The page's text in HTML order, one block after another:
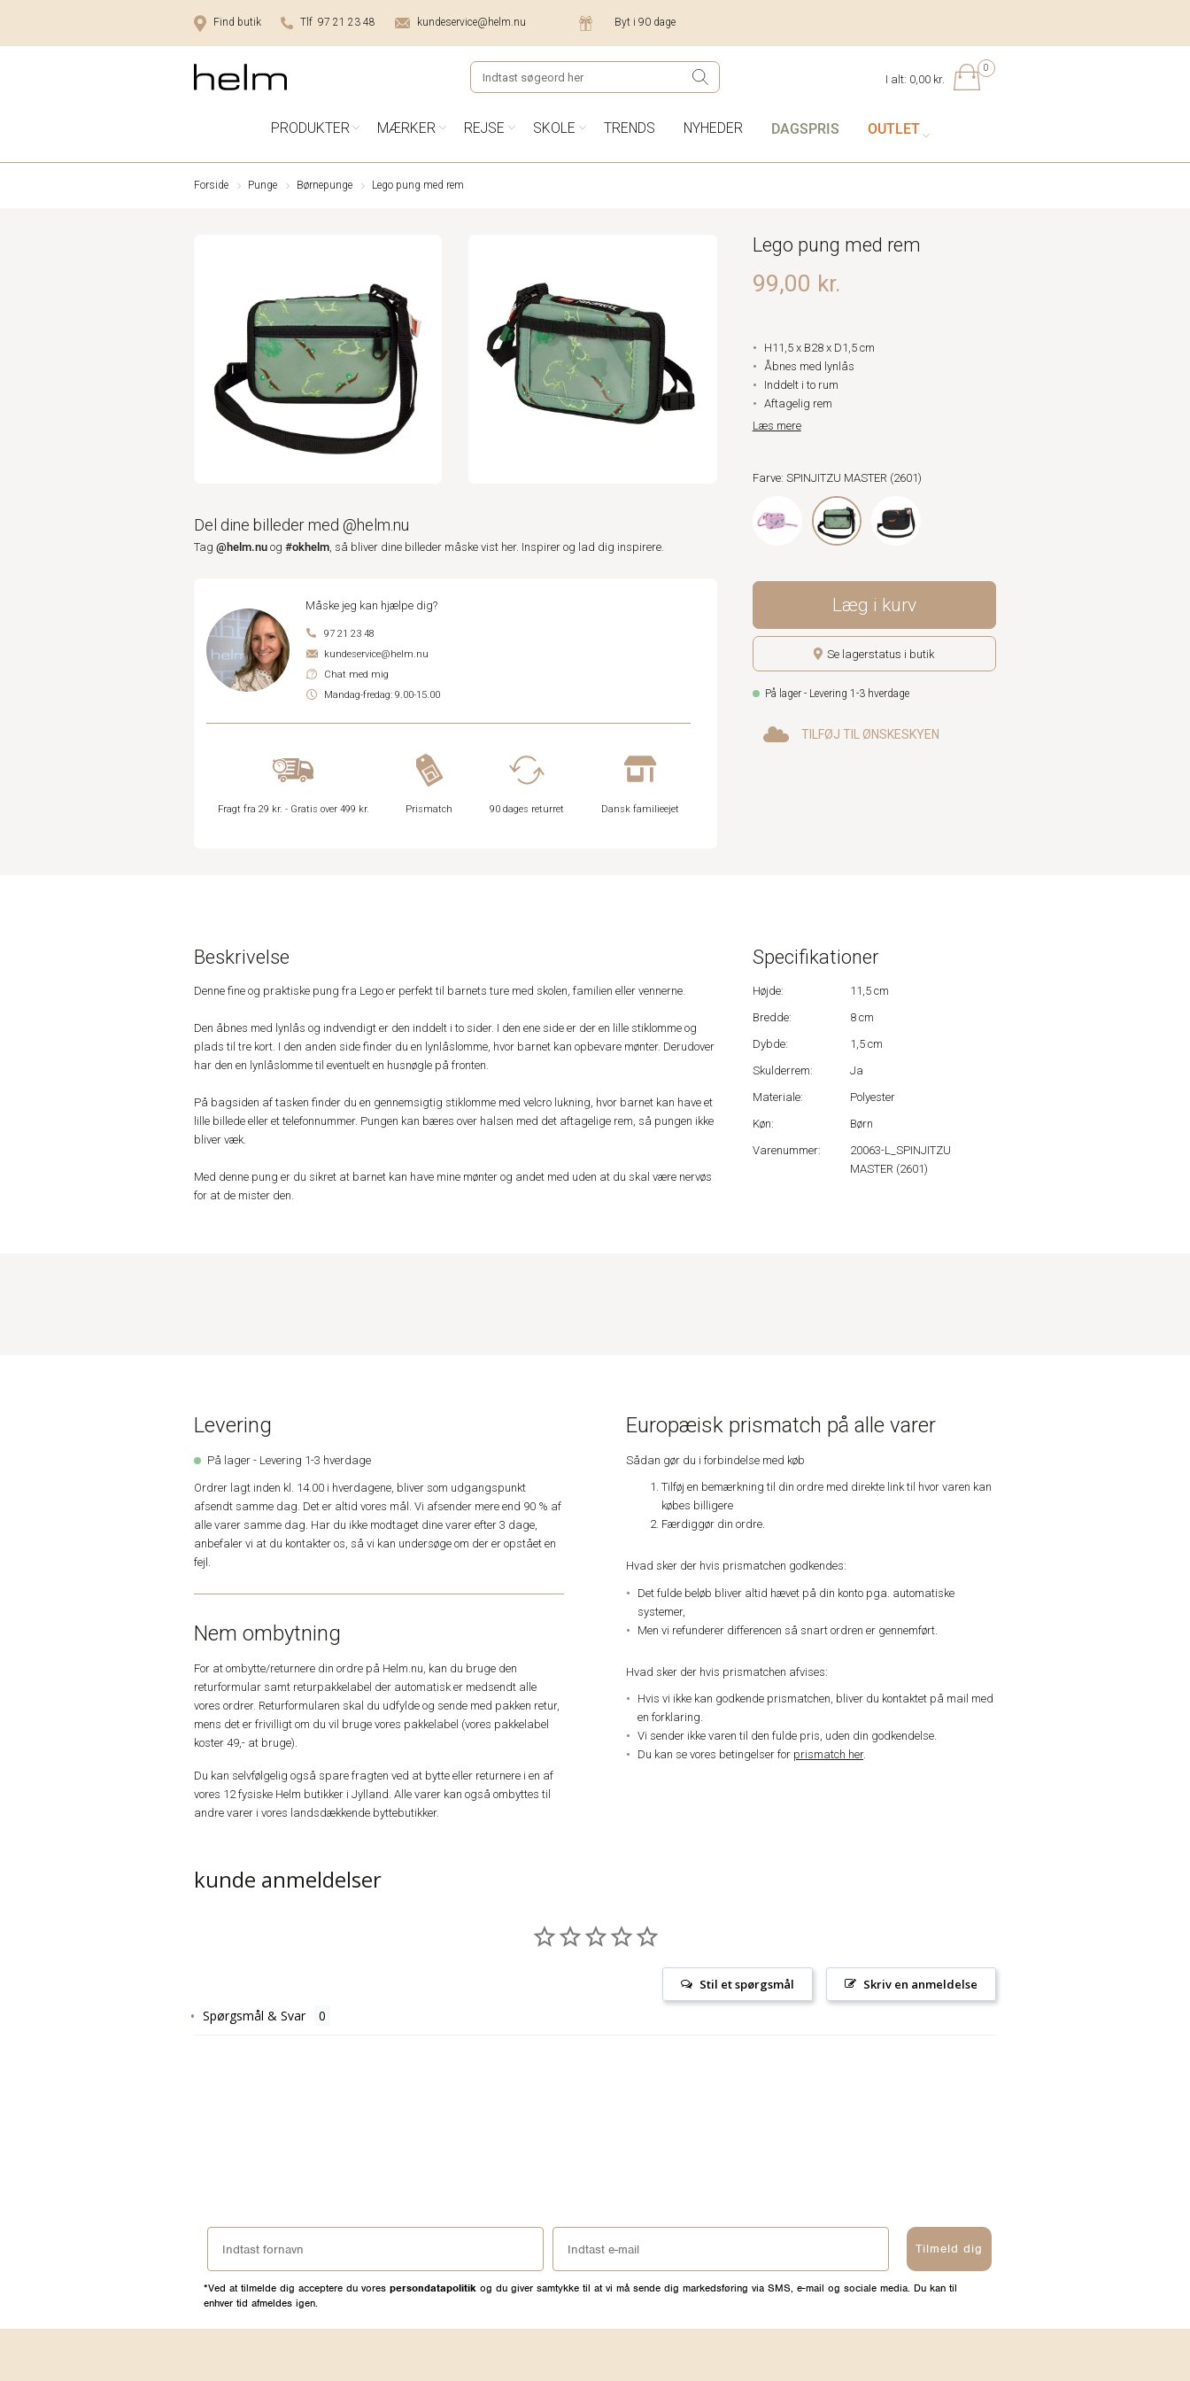
Find butik Tlf 97 21 23 48 kundeservice@helm.nu Byt i 90 dage
0
I alt: 0,00 kr.
PRODUKTER MÆRKER REJSE SKOLE TRENDS NYHEDER DAGSPRIS OUTLET
Forside Punge Børnepunge Lego pung med rem
Del dine billeder med @helm.nu
Tag @helm.nu og #okhelm , så bliver dine billeder måske vist her. Inspirer og lad dig inspirere.
Måske jeg kan hjælpe dig?
97 21 23 48
kundeservice@helm.nu
Chat med mig
Mandag-fredag: 9.00-15.00
Fragt fra 29 kr. - Gratis over 499 kr. Prismatch 90 dages returret Dansk familieejet
Lego pung med rem
99,00 kr.
H11,5 x B28 x D1,5 cm
Åbnes med lynlås
Inddelt i to rum
Aftagelig rem
Læs mere
Farve: SPINJITZU MASTER (2601)
Læg i kurv
Se lagerstatus i butik
På lager - Levering 1-3 hverdage
TILFØJ TIL ØNSKESKYEN
Beskrivelse
Denne fine og praktiske pung fra Lego er perfekt til barnets ture med skolen, familien eller vennerne.
Den åbnes med lynlås og indvendigt er den inddelt i to sider. I den ene side er der en lille stiklomme og
plads til tre kort. I den anden side finder du en lynlåslomme, hvor barnet kan opbevare mønter. Derudover
har den en lynlåslomme til eventuelt en husnøgle på fronten.
På bagsiden af tasken finder du en gennemsigtig stiklomme med velcro lukning, hvor barnet kan have et
lille billede eller et telefonnummer. Pungen kan bæres over halsen med det aftagelige rem, så pungen ikke
bliver væk.
Med denne pung er du sikret at barnet kan have mine mønter og andet med uden at du skal være nervøs
for at de mister den.
Specifikationer
Højde:
11,5 cm
Bredde:
8 cm
Dybde:
1,5 cm
Skulderrem:
Ja
Materiale:
Polyester
Køn:
Børn
Varenummer:
20063-L_SPINJITZU
MASTER (2601)
Levering
På lager - Levering 1-3 hverdage
Ordrer lagt inden kl. 14.00 i hverdagene, bliver som udgangspunkt
afsendt samme dag. Det er altid vores mål. Vi afsender mere end 90 % af
alle varer samme dag. Har du ikke modtaget dine varer efter 3 dage,
anbefaler vi at du kontakter os, så vi kan undersøge om der er opstået en
fejl.
Nem ombytning
For at ombytte/returnere din ordre på Helm.nu, kan du bruge den
returformular samt returpakkelabel der automatisk er medsendt alle
vores ordrer. Returformularen skal du udfylde og sende med pakken retur,
mens det er frivilligt om du vil bruge vores pakkelabel (vores pakkelabel
koster 49,- at bruge).
Du kan selvfølgelig også spare fragten ved at bytte eller returnere i en af
vores 12 fysiske Helm butikker i Jylland. Alle varer kan også ombyttes til
andre varer i vores landsdækkende byttebutikker.
Europæisk prismatch på alle varer
Sådan gør du i forbindelse med køb
Tilføj en bemærkning til din ordre med direkte link til hvor varen kan
købes billigere
Færdiggør din ordre.
Hvad sker der hvis prismatchen godkendes:
Det fulde beløb bliver altid hævet på din konto pga. automatiske
systemer,
Men vi refunderer differencen så snart ordren er gennemført.
Hvad sker der hvis prismatchen afvises:
Hvis vi ikke kan godkende prismatchen, bliver du kontaktet på mail med
en forklaring.
Vi sender ikke varen til den fulde pris, uden din godkendelse.
Du kan se vores betingelser for prismatch her.
kunde anmeldelser
Skriv en anmeldelse
Stil et spørgsmål
Spørgsmål & Svar
Tilmeld dig
*Ved at tilmelde dig acceptere du vores persondatapolitik og du giver samtykke til at vi må sende dig markedsføring via SMS, e-mail og sociale media. Du kan til
enhver tid afmeldes igen.